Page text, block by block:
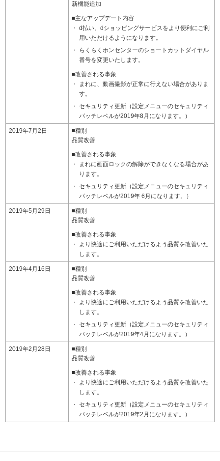
新機能追加
■主なアップデート内容
d払い、dショッピングサービスをより便利にご利
用いただけるようになります。
らくらくホンセンターのショートカットダイヤル
番号を変更いたします。
■改善される事象
まれに、動画撮影が正常に行えない場合がありま
す。
セキュリティ更新（設定メニューのセキュリティ
パッチレベルが2019年8月になります。）
2019年7月2日
■種別
品質改善
■改善される事象
まれに画面ロックの解除ができなくなる場合があ
ります。
セキュリティ更新（設定メニューのセキュリティ
パッチレベルが2019年 6月になります。）
2019年5月29日
■種別
品質改善
■改善される事象
より快適にご利用いただけるよう品質を改善いた
します。
2019年4月16日
■種別
品質改善
■改善される事象
より快適にご利用いただけるよう品質を改善いた
します。
セキュリティ更新（設定メニューのセキュリティ
パッチレベルが2019年4月になります。）
2019年2月28日
■種別
品質改善
■改善される事象
より快適にご利用いただけるよう品質を改善いた
します。
セキュリティ更新（設定メニューのセキュリティ
パッチレベルが2019年2月になります。）